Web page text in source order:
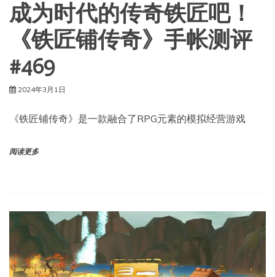
成为时代的传奇铁匠吧！
《铁匠铺传奇》手帐测评
#469
2024年3月1日
《铁匠铺传奇》是一款融合了RPG元素的模拟经营游戏
阅读更多